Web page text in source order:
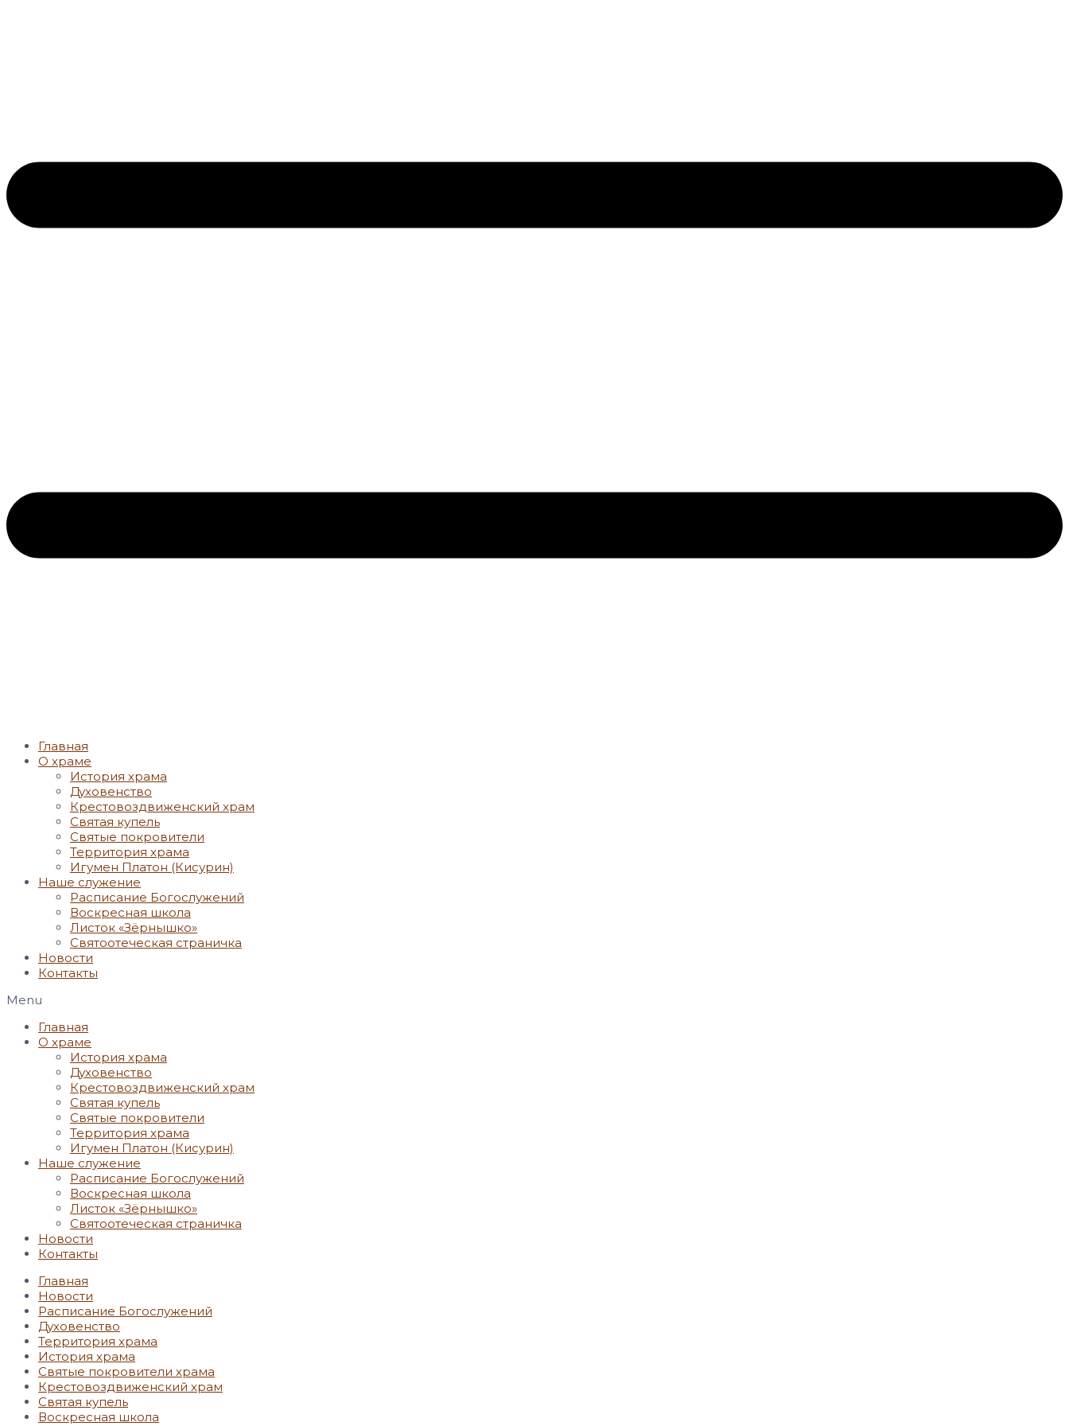
Главная
О храме
История храма
Духовенство
Крестовоздвиженский храм
Святая купель
Святые покровители
Территория храма
Игумен Платон (Кисурин)
Наше служение
Расписание Богослужений
Воскресная школа
Листок «Зёрнышко»
Святоотеческая страничка
Новости
Контакты
Menu
Главная
О храме
История храма
Духовенство
Крестовоздвиженский храм
Святая купель
Святые покровители
Территория храма
Игумен Платон (Кисурин)
Наше служение
Расписание Богослужений
Воскресная школа
Листок «Зёрнышко»
Святоотеческая страничка
Новости
Контакты
Главная
Новости
Расписание Богослужений
Духовенство
Территория храма
История храма
Святые покровители храма
Крестовоздвиженский храм
Святая купель
Воскресная школа